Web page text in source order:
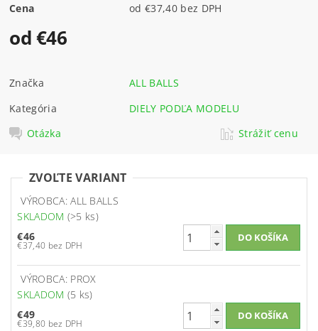
Cena od €37,40 bez DPH
od €46
Značka
ALL BALLS
Kategória
DIELY PODĽA MODELU
Otázka
Strážiť cenu
ZVOĽTE VARIANT
VÝROBCA: ALL BALLS
SKLADOM (>5 ks)
€46
€37,40 bez DPH
VÝROBCA: PROX
SKLADOM (5 ks)
€49
€39,80 bez DPH